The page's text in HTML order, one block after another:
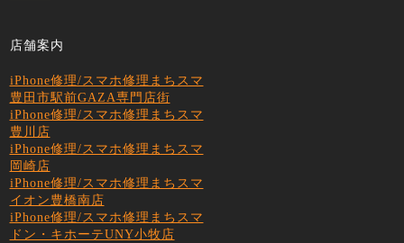
店舗案内
iPhone修理/スマホ修理まちスマ
豊田市駅前GAZA専門店街
iPhone修理/スマホ修理まちスマ
豊川店
iPhone修理/スマホ修理まちスマ
岡崎店
iPhone修理/スマホ修理まちスマ
イオン豊橋南店
iPhone修理/スマホ修理まちスマ
ドン・キホーテUNY小牧店